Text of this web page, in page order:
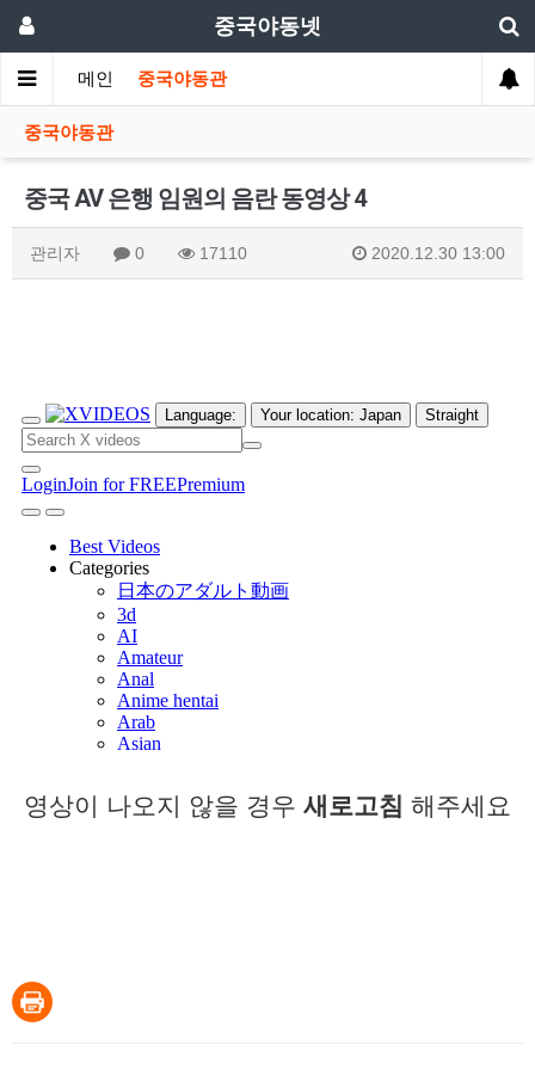
중국야동넷
메인 중국야동관
중국야동관
중국 AV 은행 임원의 음란 동영상 4
관리자 0 17110 2020.12.30 13:00
영상이 나오지 않을 경우 새로고침 해주세요